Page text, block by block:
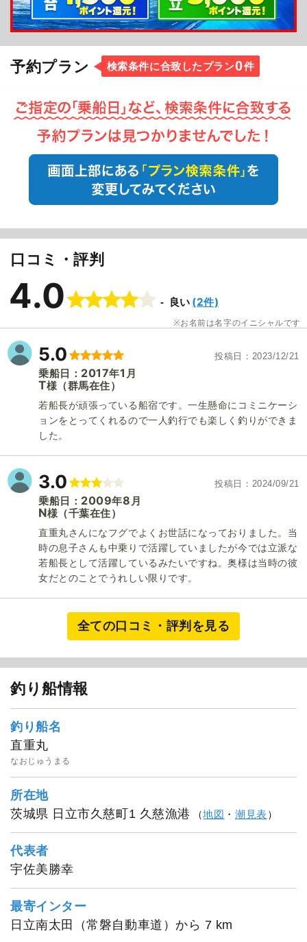
予約プラン 検索条件に合致したプラン0件
口コミ・評判
4.0 良い (2件)
お名前は名字のイニシャルです
5.0 投稿日 2023/12/21
乗船日： 2017年1 月
T様 （群馬在住）
若船長が頑張っている船宿です。一生懸命にコミニケーシ
ョンをとってくれるので一人釣行でも楽しく釣りができま
した。
3.0 投稿日 2024/09/21
乗船日： 2009年8 月
N様 （千葉在住）
直重丸さんになフグでよくお世話になっておりました。当
時の息子さんも中乗りで活躍していましたが今では立派な
若船長として活躍しているみたいですね。奥様は当時の彼
女だとのことでうれしい限りです。
全ての口コミ・評判を見る
釣り船情報
釣り船名
直重丸
なおじゅうまる
所在地
茨城県 日立市久慈町1 久慈漁港
（地図 ・潮見表）
代表者
宇佐美勝幸
最寄インター
日立南太田（常磐自動車道）から 7 km